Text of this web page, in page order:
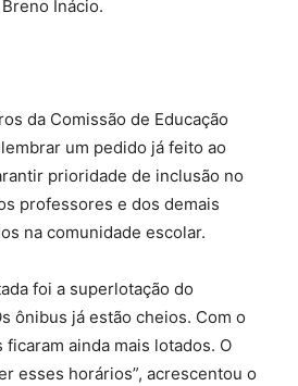
Inácio.
da Comissão de Educação
um pedido já feito ao
prioridade de inclusão no
professores e dos demais
na comunidade escolar.
foi a superlotação do
ônibus já estão cheios. Com o
ainda mais lotados. O
esses horários”, acrescentou o